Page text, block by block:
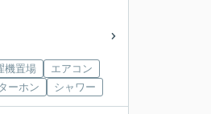
機置場
エアコン
ーホン シャワー